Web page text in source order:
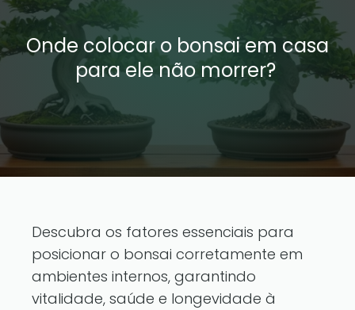
Onde colocar o bonsai em casa
para ele não morrer?
Descubra os fatores essenciais para
posicionar o bonsai corretamente em
ambientes internos, garantindo
vitalidade, saúde e longevidade à